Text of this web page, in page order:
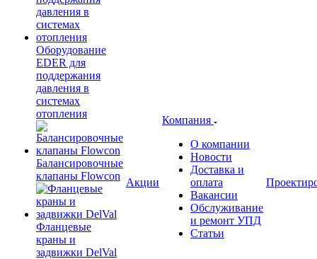
Оборудование
EDER для
поддержания
давления в
системах
отопления
Балансировочные
клапаны Flowcon
Фланцевые
краны и
задвижки DelVal
Акции
Компания
О компании
Новости
Доставка и
оплата
Вакансии
Обслуживание
и ремонт УПД
Статьи